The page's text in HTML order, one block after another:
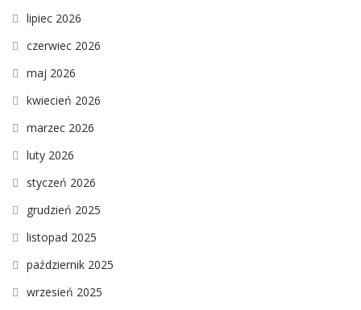
lipiec 2026
czerwiec 2026
maj 2026
kwiecień 2026
marzec 2026
luty 2026
styczeń 2026
grudzień 2025
listopad 2025
październik 2025
wrzesień 2025